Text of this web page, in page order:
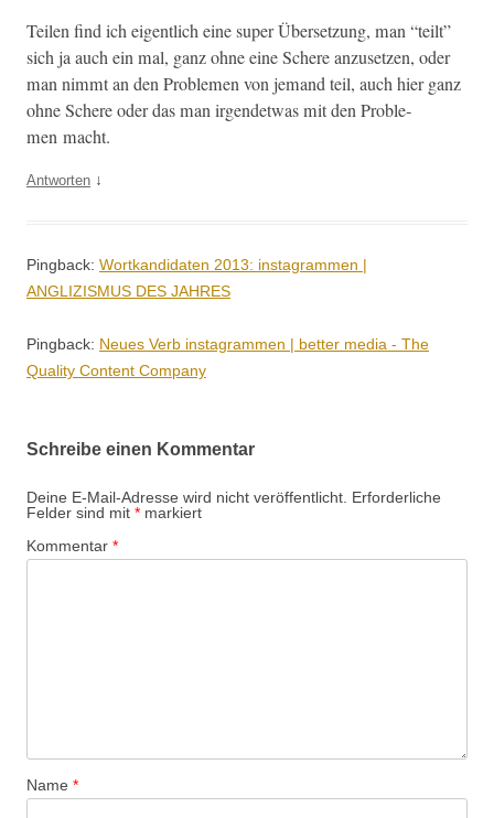
Teilen find ich eigentlich eine super Über­set­zung, man “teilt”
sich ja auch ein mal, ganz ohne eine Schere anzuset­zen, oder
man nimmt an den Prob­le­men von jemand teil, auch hier ganz
ohne Schere oder das man irgen­det­was mit den Prob­le­
men macht.
Antworten ↓
Pingback: Wortkandidaten 2013: instagrammen |
ANGLIZISMUS DES JAHRES
Pingback: Neues Verb instagrammen | better media - The
Quality Content Company
Schreibe einen Kommentar
Deine E-Mail-Adresse wird nicht veröffentlicht. Erforderliche
Felder sind mit * markiert
Kommentar *
Name *